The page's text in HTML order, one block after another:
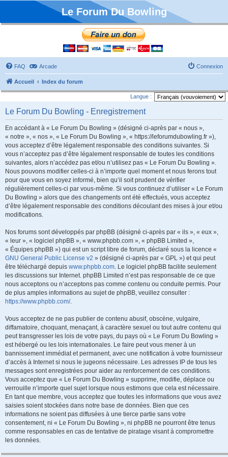
Le Forum Du Bowling
FAQ Arcade Connexion
Accueil Index du forum
Langue :
Le Forum Du Bowling - Enregistrement
En accédant à « Le Forum Du Bowling » (désigné ci-après par « nous »,
« notre », « nos », « Le Forum Du Bowling », « https://leforumdubowling.fr »),
vous acceptez d’être légalement responsable des conditions suivantes. Si
vous n’acceptez pas d’être légalement responsable de toutes les conditions
suivantes, alors n’accédez pas et/ou n’utilisez pas « Le Forum Du Bowling ».
Nous pouvons modifier celles-ci à n’importe quel moment et nous ferons tout
pour que vous en soyez informé, bien qu’il soit prudent de vérifier
régulièrement celles-ci par vous-même. Si vous continuez d’utiliser « Le Forum
Du Bowling » alors que des changements ont été effectués, vous acceptez
d’être légalement responsable des conditions découlant des mises à jour et/ou
modifications.
Nos forums sont développés par phpBB (désigné ci-après par « ils », « eux »,
« leur », « logiciel phpBB », « www.phpbb.com », « phpBB Limited »,
« Équipes phpBB ») qui est un script libre de forum, déclaré sous la licence «
GNU General Public License v2 » (désigné ci-après par « GPL ») et qui peut
être téléchargé depuis www.phpbb.com. Le logiciel phpBB facilite seulement
les discussions sur Internet. phpBB Limited n’est pas responsable de ce que
nous acceptons ou n’acceptons pas comme contenu ou conduite permis. Pour
de plus amples informations au sujet de phpBB, veuillez consulter :
https://www.phpbb.com/.
Vous acceptez de ne pas publier de contenu abusif, obscène, vulgaire,
diffamatoire, choquant, menaçant, à caractère sexuel ou tout autre contenu qui
peut transgresser les lois de votre pays, du pays où « Le Forum Du Bowling »
est hébergé ou les lois internationales. Le faire peut vous mener à un
bannissement immédiat et permanent, avec une notification à votre fournisseur
d’accès à Internet si nous le jugeons nécessaire. Les adresses IP de tous les
messages sont enregistrées pour aider au renforcement de ces conditions.
Vous acceptez que « Le Forum Du Bowling » supprime, modifie, déplace ou
verrouille n’importe quel sujet lorsque nous estimons que cela est nécessaire.
En tant que membre, vous acceptez que toutes les informations que vous avez
saisies soient stockées dans notre base de données. Bien que ces
informations ne soient pas diffusées à une tierce partie sans votre
consentement, ni « Le Forum Du Bowling », ni phpBB ne pourront être tenus
comme responsables en cas de tentative de piratage visant à compromettre
les données.